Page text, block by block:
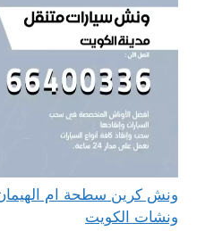
ونشات الكويت